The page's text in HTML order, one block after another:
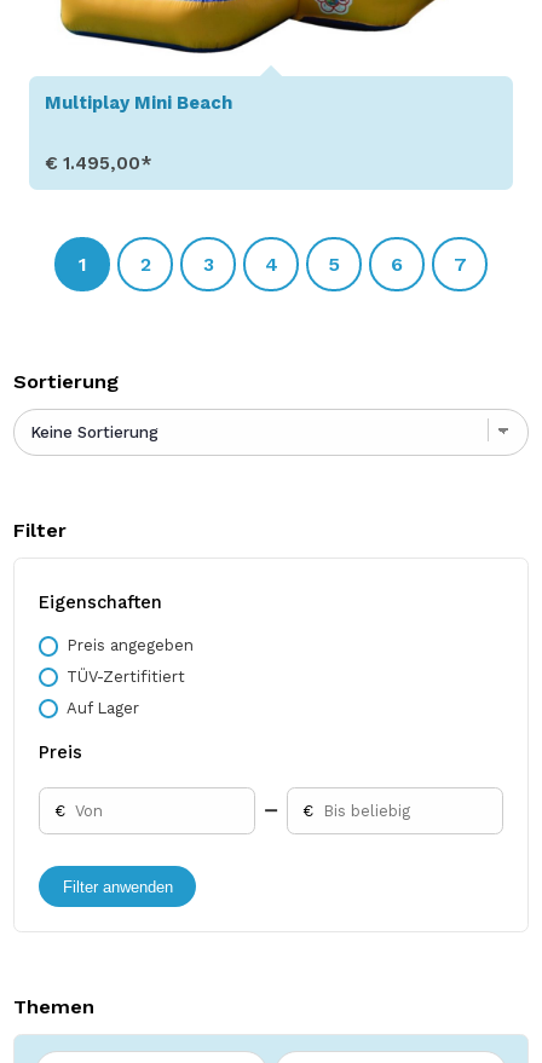
Sortierung
Filter
Eigenschaften
Preis angegeben
TÜV-Zertifitiert
Auf Lager
Preis
€ €
Filter anwenden
Themen
Multiplay Mini Beach
€ 1.495,00*
Produkt aufrufen
1 2 3 4 5 6 7